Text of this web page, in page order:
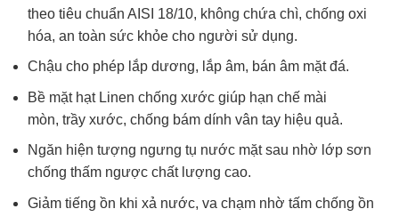
theo tiêu chuẩn AISI 18/10, không chứa chì, chống oxi
hóa, an toàn sức khỏe cho người sử dụng.
Chậu cho phép lắp dương, lắp âm, bán âm mặt đá.
Bề mặt hạt Linen chống xước giúp hạn chế mài
mòn, trầy xước, chống bám dính vân tay hiệu quả.
Ngăn hiện tượng ngưng tụ nước mặt sau nhờ lớp sơn
chống thấm ngược chất lượng cao.
Giảm tiếng ồn khi xả nước, va chạm nhờ tấm chống ồn